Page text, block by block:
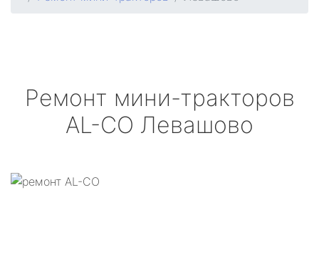
Ремонт мини-тракторов
AL-CO Левашово